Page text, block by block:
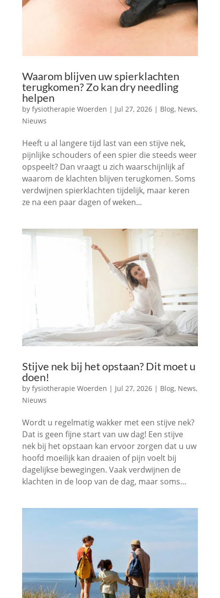
Waarom blijven uw spierklachten
terugkomen? Zo kan dry needling
helpen
by fysiotherapie Woerden | Jul 27, 2026| Blog, News,
Nieuws
Heeft u al langere tijd last van een stijve nek,
pijnlijke schouders of een spier die steeds weer
opspeelt? Dan vraagt u zich waarschijnlijk af
waarom de klachten blijven terugkomen. Soms
verdwijnen spierklachten tijdelijk, maar keren
ze na een paar dagen of weken...
Stijve nek bij het opstaan? Dit moet u
doen!
by fysiotherapie Woerden | Jul 27, 2026| Blog, News,
Nieuws
Wordt u regelmatig wakker met een stijve nek?
Dat is geen fijne start van uw dag! Een stijve
nek bij het opstaan kan ervoor zorgen dat u uw
hoofd moeilijk kan draaien of pijn voelt bij
dagelijkse bewegingen. Vaak verdwijnen de
klachten in de loop van de dag, maar soms...